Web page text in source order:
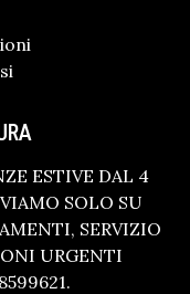
ESTIVE DAL 4
SOLO SU
SERVIZIO
URGENTI